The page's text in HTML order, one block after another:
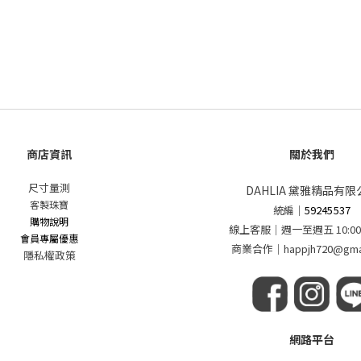
商店資訊
尺寸量測
客製珠寶
購物說明
會員專屬優惠
隱私權政策
關於我們
DAHLIA 黛雅精品有限
統編 ｜59245537
線上客服｜週一至週五
商業合作｜
網路平台